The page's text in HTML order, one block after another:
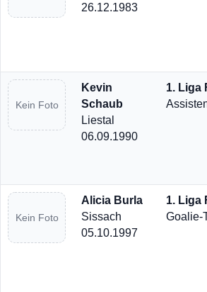
26.12.1983
Kein Foto
Kevin
Schaub
Liestal
06.09.1990
1. Liga
Kein Foto
Alicia Burla
Sissach
05.10.1997
1. Liga
Goalie-